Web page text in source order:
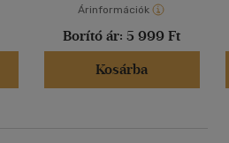
Árinformációk
Borító ár: 5 999 Ft
Kosárba